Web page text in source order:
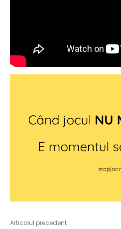
Articolul precedent